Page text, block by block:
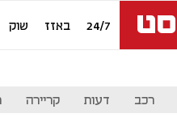
24/7 באזז שוק
רכב דעות קריירה